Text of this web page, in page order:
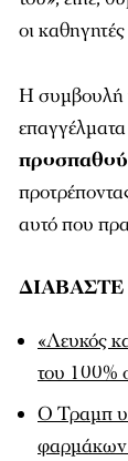
οι
Η συμβουλή
αυτό που
«Λευκός
του 100%
O Τραμπ
φαρμάκων